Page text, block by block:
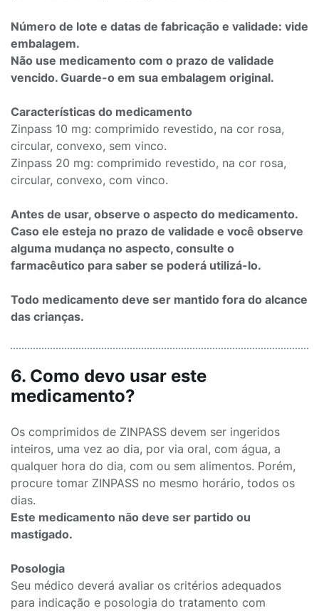
Número de lote e datas de fabricação e validade: vide
embalagem.
Não use medicamento com o prazo de validade
vencido. Guarde-o em sua embalagem original.
Características do medicamento
Zinpass 10 mg: comprimido revestido, na cor rosa,
circular, convexo, sem vinco.
Zinpass 20 mg: comprimido revestido, na cor rosa,
circular, convexo, com vinco.
Antes de usar, observe o aspecto do medicamento.
Caso ele esteja no prazo de validade e você observe
alguma mudança no aspecto, consulte o
farmacêutico para saber se poderá utilizá-lo.
Todo medicamento deve ser mantido fora do alcance
das crianças.
6. Como devo usar este
medicamento?
Os comprimidos de ZINPASS devem ser ingeridos
inteiros, uma vez ao dia, por via oral, com água, a
qualquer hora do dia, com ou sem alimentos. Porém,
procure tomar ZINPASS no mesmo horário, todos os
dias.
Este medicamento não deve ser partido ou
mastigado.
Posologia
Seu médico deverá avaliar os critérios adequados
para indicação e posologia do tratamento com